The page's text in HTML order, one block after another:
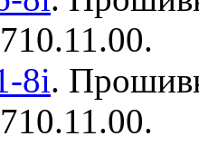
8i.